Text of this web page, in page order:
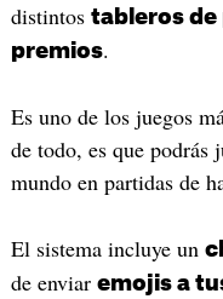
distintos tableros de
premios.
Es uno de los juegos
de todo, es que podrás
mundo en partidas de
El sistema incluye un
de enviar emojis a